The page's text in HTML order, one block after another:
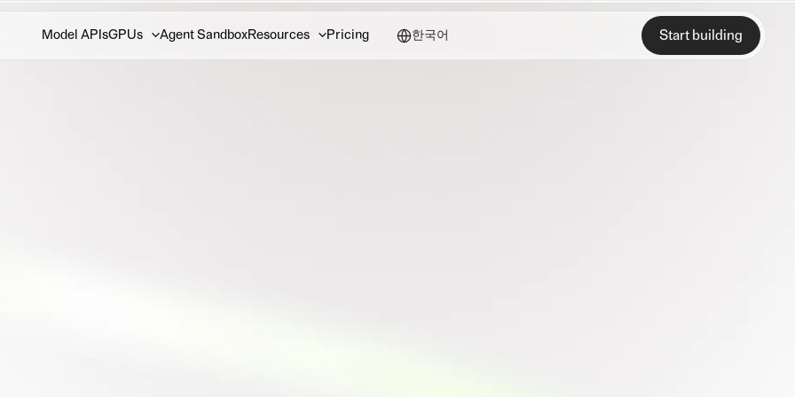
Model APIsGPUs Agent SandboxResources Pricing 한국어 Start building